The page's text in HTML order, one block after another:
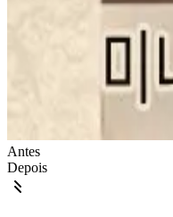
Antes
Depois